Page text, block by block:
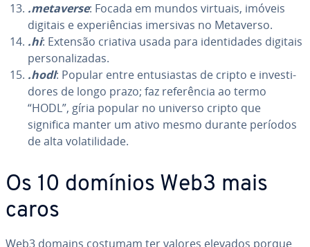
.metaverse: Focada em mundos virtuais, imóveis
digitais e ex­pe­ri­ên­cias imersivas no Metaverso.
.hi: Extensão criativa usada para iden­ti­da­des digitais
per­so­na­li­za­das.
.hodl: Popular entre en­tu­si­as­tas de cripto e in­ves­ti­
do­res de longo prazo; faz re­fe­rên­cia ao termo
“HODL”, gíria popular no universo cripto que
significa manter um ativo mesmo durante períodos
de alta vo­la­ti­li­dade.
Os 10 domínios Web3 mais
caros
Web3 domains costumam ter valores elevados porque